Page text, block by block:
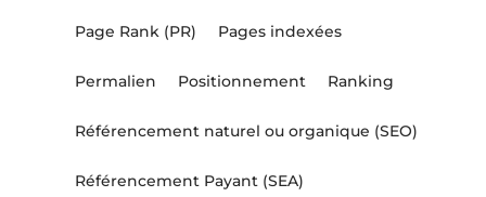
Page Rank (PR) Pages indexées
Permalien Positionnement Ranking
Référencement naturel ou organique (SEO)
Référencement Payant (SEA)